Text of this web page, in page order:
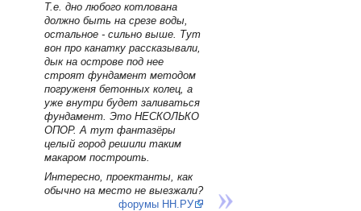
Т.е. дно любого котлована
должно быть на срезе воды,
остальное - сильно выше. Тут
вон про канатку рассказывали,
дык на острове под нее
строят фундамент методом
погруженя бетонных колец, а
уже внутри будет заливаться
фундамент. Это НЕСКОЛЬКО
ОПОР. А тут фантазёры
целый город решили таким
макаром построить.
Интересно, проектанты, как
обычно на место не выезжали?
форумы НН.РУ